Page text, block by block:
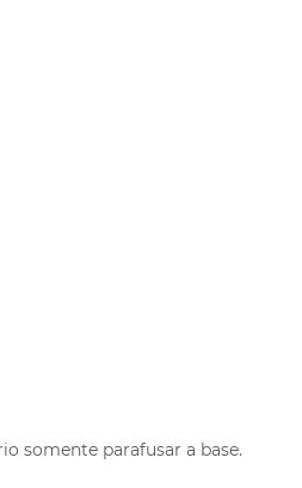
somente parafusar a base.